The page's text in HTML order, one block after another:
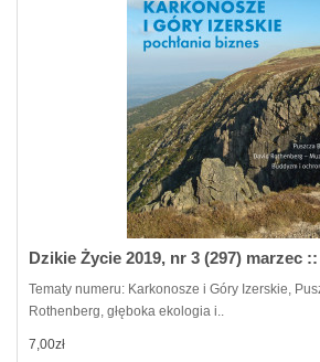
Dzikie Życie 2019, nr 3 (297) marzec
Tematy numeru: Karkonosze i Góry Izerskie,
Rothenberg, głęboka ekologia i..
7,00zł